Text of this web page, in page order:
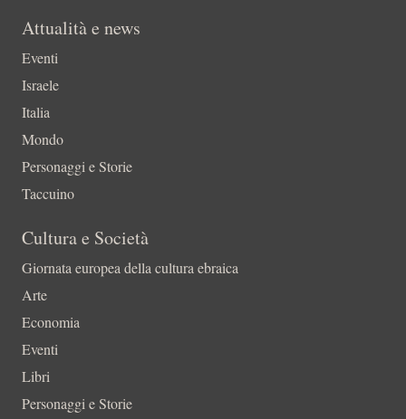
Attualità e news
Eventi
Israele
Italia
Mondo
Personaggi e Storie
Taccuino
Cultura e Società
Giornata europea della cultura ebraica
Arte
Economia
Eventi
Libri
Personaggi e Storie